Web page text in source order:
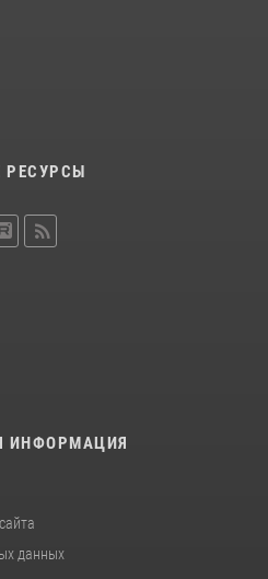
РЕСУРСЫ
ИНФОРМАЦИЯ
данных